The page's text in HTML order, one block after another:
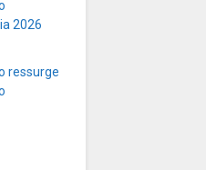
2026
ressurge